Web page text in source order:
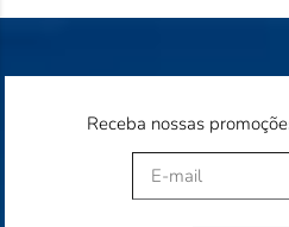
Receba nossas